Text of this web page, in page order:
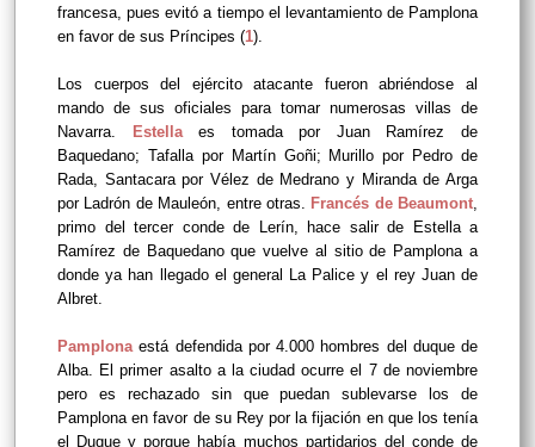
francesa, pues evitó a tiempo el levantamiento de Pamplona
en favor de sus Príncipes (1).
Los cuerpos del ejército atacante fueron abriéndose al
mando de sus oficiales para tomar numerosas villas de
Navarra.
Estella
es tomada por Juan Ramírez de
Baquedano; Tafalla por Martín Goñi; Murillo por Pedro de
Rada, Santacara por Vélez de Medrano y Miranda de Arga
por Ladrón de Mauleón, entre otras. Francés de Beaumont,
primo del tercer conde de Lerín, hace salir de Estella a
Ramírez de Baquedano que vuelve al sitio de Pamplona a
donde ya han llegado el general La Palice y el rey Juan de
Albret.
Pamplona está defendida por 4.000 hombres del duque de
Alba. El primer asalto a la ciudad ocurre el 7 de noviembre
pero es rechazado sin que puedan sublevarse los de
Pamplona en favor de su Rey por la fijación en que los tenía
el Duque y porque había muchos partidarios del conde de